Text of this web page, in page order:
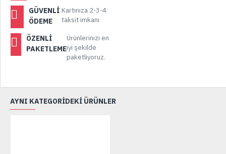
GÜVENLI
ÖDEME
Kartınıza 2-3-4
taksit imkanı
ÖZENLI
PAKETLEME
Ürünlerinizi en
iyi şekilde
paketliyoruz.
AYNI KATEGORİDEKİ ÜRÜNLER